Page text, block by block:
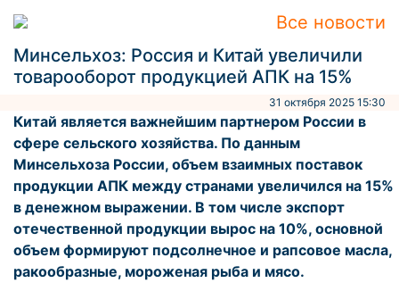
Все новости
Минсельхоз: Россия и Китай увеличили
товарооборот продукцией АПК на 15%
31 октября 2025 15:30
Китай является важнейшим партнером России в
сфере сельского хозяйства. По данным
Минсельхоза России, объем взаимных поставок
продукции АПК между странами увеличился на 15%
в денежном выражении. В том числе экспорт
отечественной продукции вырос на 10%, основной
объем формируют подсолнечное и рапсовое масла,
ракообразные, мороженая рыба и мясо.